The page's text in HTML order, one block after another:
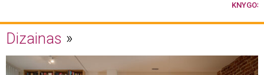
KNYGOS
Dizainas